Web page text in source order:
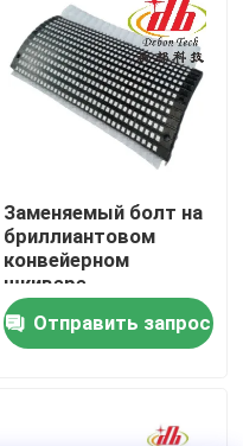
Заменяемый болт на
бриллиантовом
конвейерном
шкивере
Отправить запрос